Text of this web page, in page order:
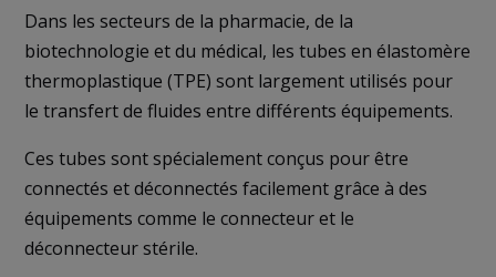
Dans les secteurs de la pharmacie, de la
biotechnologie et du médical, les tubes en élastomère
thermoplastique (TPE) sont largement utilisés pour
le transfert de fluides entre différents équipements.
Ces tubes sont spécialement conçus pour être
connectés et déconnectés facilement grâce à des
équipements comme le connecteur et le
déconnecteur stérile.